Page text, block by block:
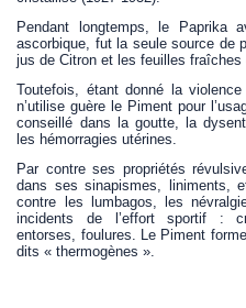
Pendant longtemps, le Paprika
ascorbique, fut la seule source de
jus de Citron et les feuilles fraîches
Toutefois, étant donné la
n’utilise guère le Piment pour
conseillé dans la goutte, la
les hémorragies utérines.
Par contre ses propriétés
dans ses sinapismes, liniments,
contre les lumbagos, les
incidents de l’effort sportif :
entorses, foulures. Le Piment
dits « thermogènes ».